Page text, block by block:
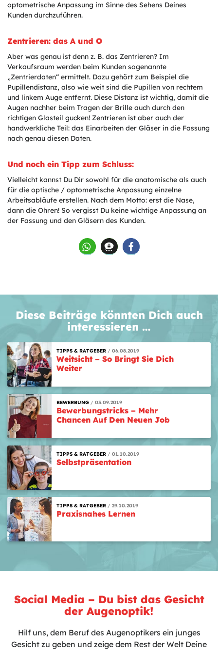
optometrische Anpassung im Sinne des Sehens Deines
Kunden durchzuführen.
Zentrieren: das A und O
Aber was genau ist denn z. B. das Zentrieren? Im
Verkaufsraum werden beim Kunden sogenannte
„Zentrierdaten“ ermittelt. Dazu gehört zum Beispiel die
Pupillendistanz, also wie weit sind die Pupillen von rechtem
und linkem Auge entfernt. Diese Distanz ist wichtig, damit die
Augen nachher beim Tragen der Brille auch durch den
richtigen Glasteil gucken! Zentrieren ist aber auch der
handwerkliche Teil: das Einarbeiten der Gläser in die Fassung
nach genau diesen Daten.
Und noch ein Tipp zum Schluss:
Vielleicht kannst Du Dir sowohl für die anatomische als auch
für die optische / optometrische Anpassung einzelne
Arbeitsabläufe erstellen. Nach dem Motto: erst die Nase,
dann die Ohren! So vergisst Du keine wichtige Anpassung an
der Fassung und den Gläsern des Kunden.
Diese Beiträge könnten Dich auch
interessieren …
TIPPS & RATGEBER 06.08.2019
Weitsicht – So Bringt Sie Dich
Weiter
BEWERBUNG 03.09.2019
Bewerbungstricks – Mehr
Chancen Auf Den Neuen Job
TIPPS & RATGEBER 01.10.2019
Selbstpräsentation
TIPPS & RATGEBER 29.10.2019
Praxisnahes Lernen
Social Media – Du bist das Gesicht
der Augenoptik!
Hilf uns, dem Beruf des Augenoptikers ein junges
Gesicht zu geben und zeige dem Rest der Welt Deine